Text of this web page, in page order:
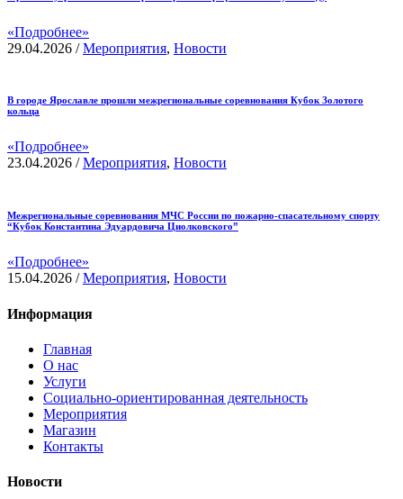
«Подробнее»
29.04.2026 /Мероприятия, Новости
В городе Ярославле прошли межрегиональные соревнования Кубок Золотого
кольца
«Подробнее»
23.04.2026 /Мероприятия, Новости
Межрегиональные соревнования МЧС России по пожарно-спасательному спорту
“Кубок Константина Эдуардовича Циолковского”
«Подробнее»
15.04.2026 /Мероприятия, Новости
Информация
Главная
О нас
Услуги
Социально-ориентированная деятельность
Мероприятия
Магазин
Контакты
Новости